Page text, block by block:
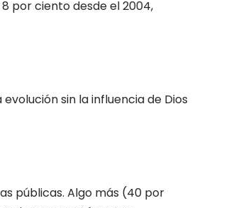
por ciento desde el 2004,
sin la influencia de Dios
públicas. Algo más (40 por